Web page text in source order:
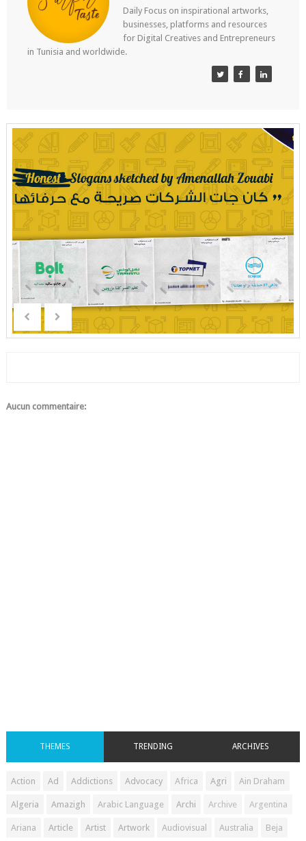
Daily Focus on inspirational artworks,
businesses, platforms and resources
for Digital Creatives and Entrepreneurs
in Tunisia and worldwide.
Aucun commentaire:
THEMES TRENDING ARCHIVES
Action Ad Addictions Advocacy Africa Agri Ain Draham
Algeria Amazigh Arabic Language Archi Archive Argentina
Ariana Article Artist Artwork Audiovisual Australia Beja